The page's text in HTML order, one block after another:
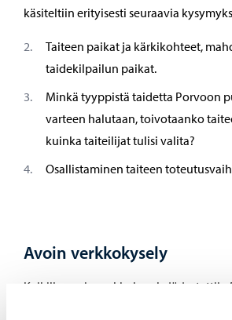
käsiteltiin erityisesti seuraavia
Taiteen paikat ja kärkikohteet,
taidekilpailun paikat.
Minkä tyyppistä taidetta Porvoon
varteen halutaan, toivotaanko
kuinka taiteilijat tulisi valita?
Osallistaminen taiteen
Avoin verkkokysely
Kaikille avoin verkkokysely järjestettiin
kaupungin sivuilla 2.5.-18.5.2023.